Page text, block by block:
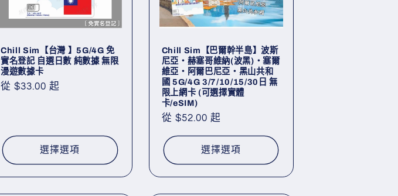
Chill Sim【台灣 】5G/4G 免
實名登記 自選日數 純數據 無限
漫遊數據卡
定
從 $33.00 起
選擇選項
Chill Sim【巴爾幹半島】波斯
尼亞・赫塞哥維納(波黑)・塞爾
維亞・阿爾巴尼亞・黑山共和
國 5G/4G 3/7/10/15/30日 無
限上網卡 (可選擇實體
卡/eSIM)
定
從 $52.00 起
選擇選項